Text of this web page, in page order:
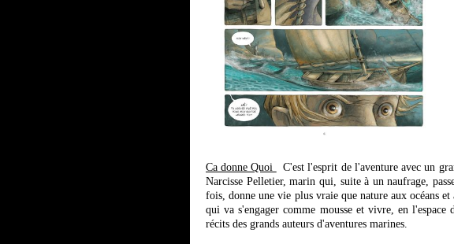
Ca donne Quoi
C'est l'esprit de l'aventure avec un
Narcisse Pelletier, marin qui, suite à un naufrage,
fois, donne une vie plus vraie que nature aux océans
qui va s'engager comme mousse et vivre, en
récits des grands auteurs d'aventures marines.